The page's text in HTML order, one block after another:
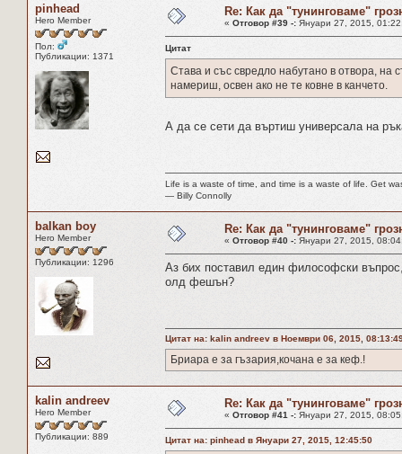
pinhead
Hero Member
Пол:
Публикации: 1371
Re: Как да "тунинговаме"
« Отговор #39 -: Януари 27, 2015,
Цитат
Става и със свредло набутано в отвора, на
намериш, освен ако не те ковне в канчето.
А да се сети да въртиш универсала на
Life is a waste of time, and time is a waste of life. Get
― Billy Connolly
balkan boy
Hero Member
Публикации: 1296
Re: Как да "тунинговаме"
« Отговор #40 -: Януари 27, 2015,
Аз бих поставил един философски
олд фешън?
Цитат на: kalin andreev в Ноември 06, 2015,
Бриара е за гъзария,кочана е за кеф.!
kalin andreev
Hero Member
Публикации: 889
Re: Как да "тунинговаме"
« Отговор #41 -: Януари 27, 2015,
Цитат на: pinhead в Януари 27, 2015, 12:45:50